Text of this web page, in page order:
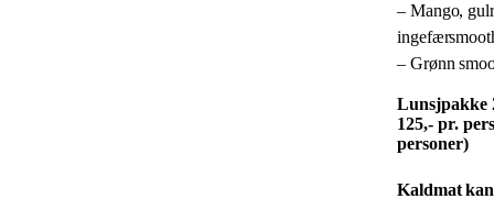
– Mango,
– Grønn
Lunsjpakke
125,- pr.
personer)
Kaldmat